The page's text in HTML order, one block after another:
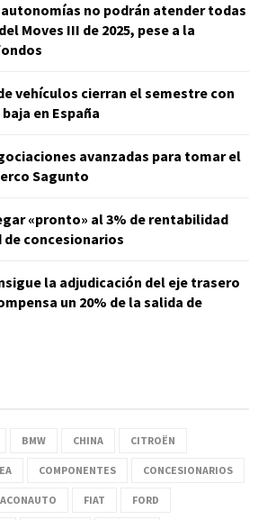
no podrán atender todas
Moves III de 2025, pese a la
vehículos cierran el semestre con
en España
avanzadas para tomar el
Sagunto
«pronto» al 3% de rentabilidad
de concesionarios
la adjudicación del eje trasero
un 20% de la salida de
BMW CHINA CITROËN
COMPONENTES CONCESIONARIOS
FIAT FORD